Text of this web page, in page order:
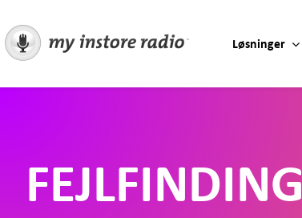
to
content
Løsninger
FEJLFINDING